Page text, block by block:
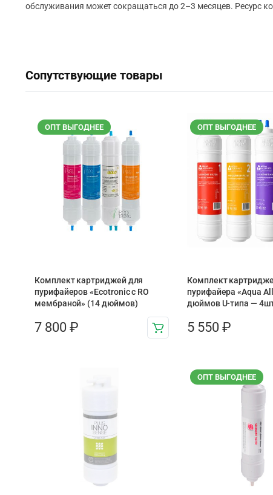
обслуживания может сокращаться до 2–3 месяцев. Ресурс
Сопутствующие товары
ОПТ ВЫГОДНЕЕ
Комплект картриджей для
пурифайеров «Ecotronic с RO
мембраной» (14 дюймов)
7 800 ₽
ОПТ ВЫГОДНЕЕ
Комплект
пурифайера «Aqua
дюймов U-типа —
5 550 ₽
ОПТ ВЫГОДНЕЕ